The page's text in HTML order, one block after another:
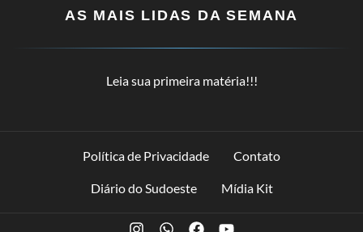
AS MAIS LIDAS DA SEMANA
Leia sua primeira matéria!!!
Política de Privacidade Contato
Diário do Sudoeste Mídia Kit